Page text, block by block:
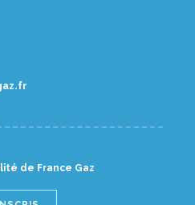
de France Gaz